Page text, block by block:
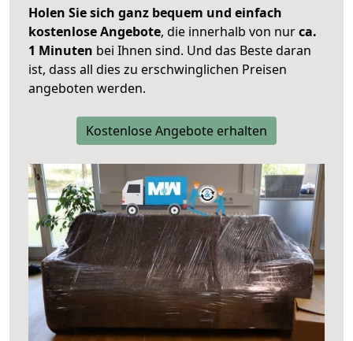
Holen Sie sich ganz bequem und einfach
kostenlose Angebote, die innerhalb von nurca.
1 Minuten bei Ihnen sind. Und das Beste daran
ist, dass all dies zu erschwinglichen Preisen
angeboten werden.
Kostenlose Angebote erhalten